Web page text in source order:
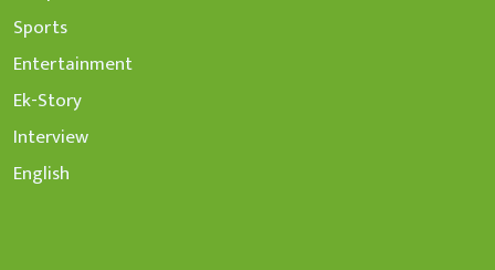
Sports
Entertainment
Ek-Story
Interview
English